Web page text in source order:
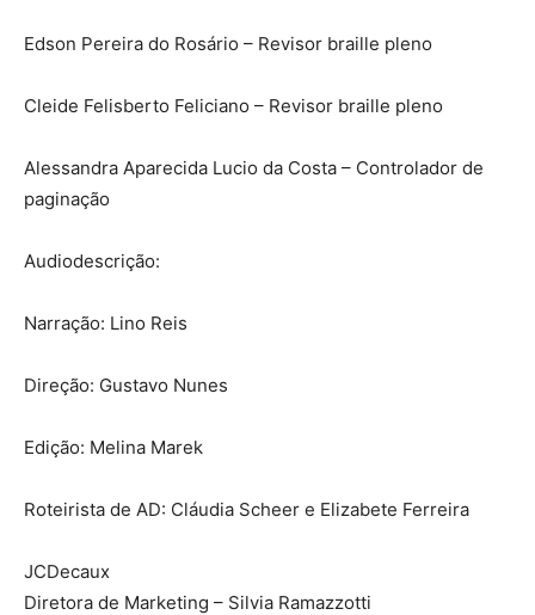
Edson Pereira do Rosário – Revisor braille pleno
Cleide Felisberto Feliciano – Revisor braille pleno
Alessandra Aparecida Lucio da Costa – Controlador de
paginação
Audiodescrição:
Narração: Lino Reis
Direção: Gustavo Nunes
Edição: Melina Marek
Roteirista de AD: Cláudia Scheer e Elizabete Ferreira
JCDecaux
Diretora de Marketing – Silvia Ramazzotti